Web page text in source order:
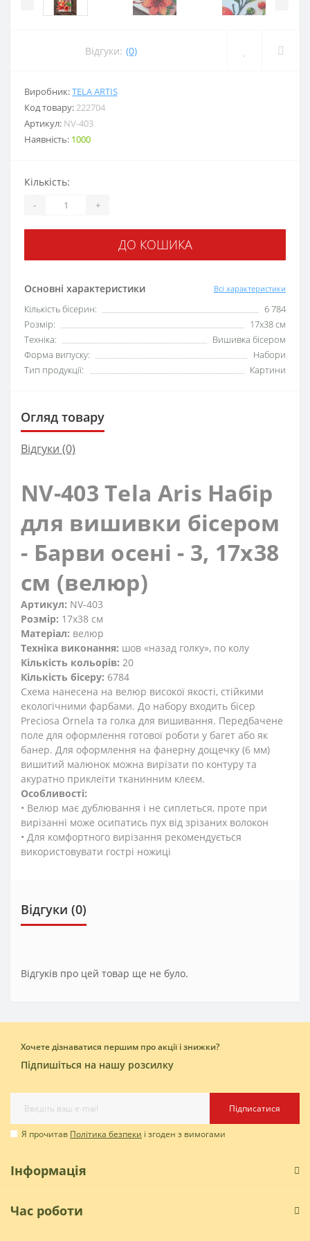
Відгуки: (0)
Виробник:TELA ARTIS
Код товару:222704
Артикул: NV-403
Наявність: 1000
Основні характеристики Всі характеристики
Кількість бісерин:
6 784
Розмір:
17x38 см
Техніка:
Вишивка бісером
Форма випуску:
Набори
Тип продукції:
Картини
Кількість:
- +
ДО КОШИКА
Огляд товару
Відгуки (0)
NV-403 Tela Aris Набір
для вишивки бісером
- Барви осені - 3, 17x38
см (велюр)
Артикул: NV-403
Розмір: 17x38 см
Матеріал: велюр
Техніка виконання: шов «назад голку», по колу
Кількість кольорів: 20
Кількість бісеру: 6784
Схема нанесена на велюр високої якості, стійкими
екологічними фарбами. До набору входить бісер
Preciosa Ornela та голка для вишивання. Передбачене
поле для оформлення готової роботи у багет або як
банер. Для оформлення на фанерну дощечку (6 мм)
вишитий малюнок можна вирізати по контуру та
акуратно приклеїти тканинним клеєм.
Особливості:
• Велюр має дублювання і не сиплеться, проте при
вирізанні може осипатись пух від зрізаних волокон
• Для комфортного вирізання рекомендується
використовувати гострі ножиці
Відгуки (0)
Відгуків про цей товар ще не було.
Хочете дізнаватися першим про акції і знижки?
Підпишіться на нашу розсилку
Підписатися
Я прочитав Політика безпеки і згоден з вимогами
Інформація
Час роботи